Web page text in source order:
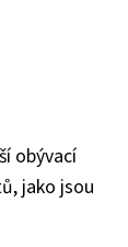
obývací
jako jsou